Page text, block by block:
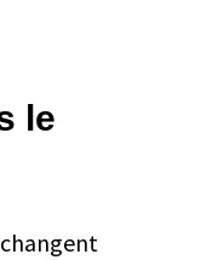
le
changent